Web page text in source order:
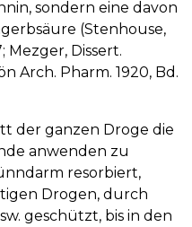
sondern eine davon
(Stenhouse,
Mezger, Dissert.
Arch. Pharm. 1920, Bd.
der ganzen Droge die
anwenden zu
resorbiert,
Drogen, durch
geschützt, bis in den